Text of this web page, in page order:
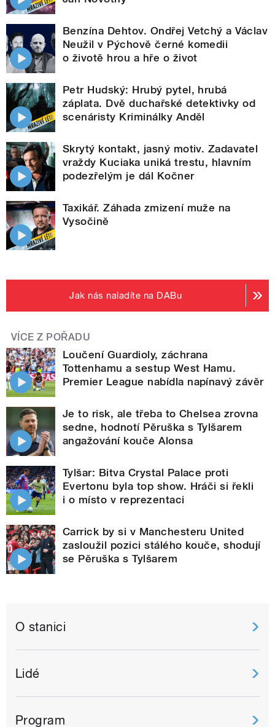
Benzína Dehtov. Ondřej Vetchý a Václav
Neužil v Pýchově černé komedii
o životě hrou a hře o život
Petr Hudský: Hrubý pytel, hrubá
záplata. Dvě duchařské detektivky od
scenáristy Kriminálky Anděl
Skrytý kontakt, jasný motiv. Zadavatel
vraždy Kuciaka uniká trestu, hlavním
podezřelým je dál Kočner
Taxikář. Záhada zmizení muže na
Vysočině
Jak nás naladíte na DABu
VÍCE Z POŘADU
Loučení Guardioly, záchrana
Tottenhamu a sestup West Hamu.
Premier League nabídla napínavý závěr
Je to risk, ale třeba to Chelsea zrovna
sedne, hodnotí Pěruška s Tylšarem
angažování kouče Alonsa
Tylšar: Bitva Crystal Palace proti
Evertonu byla top show. Hráči si řekli
i o místo v reprezentaci
Carrick by si v Manchesteru United
zasloužil pozici stálého kouče, shodují
se Pěruška s Tylšarem
O stanici
Lidé
Program